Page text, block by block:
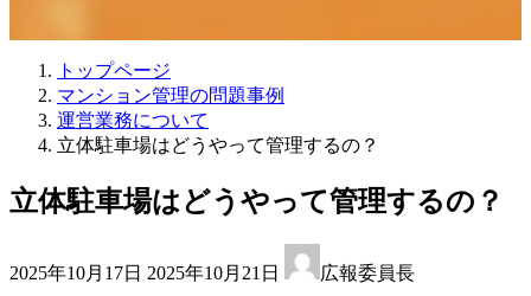
トップページ
マンション管理の問題事例
運営業務について
立体駐車場はどうやって管理するの？
立体駐車場はどうやって管理するの？
2025年10月17日 終
2025年10月21日 広報委員長